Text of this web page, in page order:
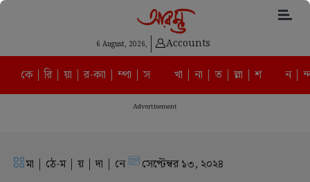
6 August, 2026, Accounts
কে | রি | য়া | র-ক্যা | ম্পা | স খা | না | ত | ল্লা | শ ন |
Advertisement
মা | ঠে-ম | য় | দা | নে সেপ্টেম্বর ১৩, ২০২৪